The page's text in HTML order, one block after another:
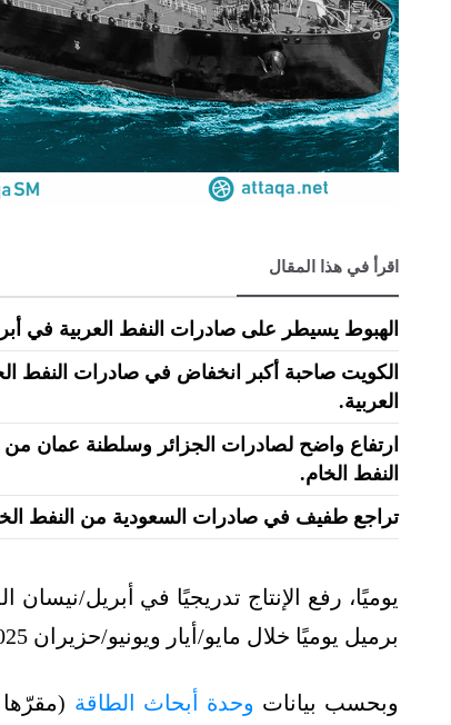
اقرأ في هذا المقال
الهبوط يسيطر على صادرات النفط العربية في
الكويت صاحبة أكبر انخفاض في صادرات النفط
العربية.
ارتفاع واضح لصادرات الجزائر وسلطنة عمان من
النفط الخام.
تراجع طفيف في صادرات السعودية من النفط
برميل يوميًا خلال مايو/أيار ويونيو/حزيران 2025، أكثر 3 مرات من المخطط سابقًا.
وبحسب بيانات وحدة أبحاث الطاقة